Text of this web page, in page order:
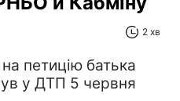
2 хв
петицію батька
у ДТП 5 червня